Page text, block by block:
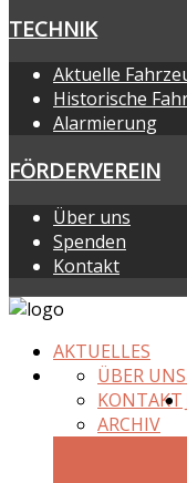
TECHNIK
Aktuelle
Historische
Alarmierung
FÖRDERVEREIN
Über uns
Spenden
Kontakt
AKTUELLES
ÜBER UNS
KONTAKT
ARCHIV